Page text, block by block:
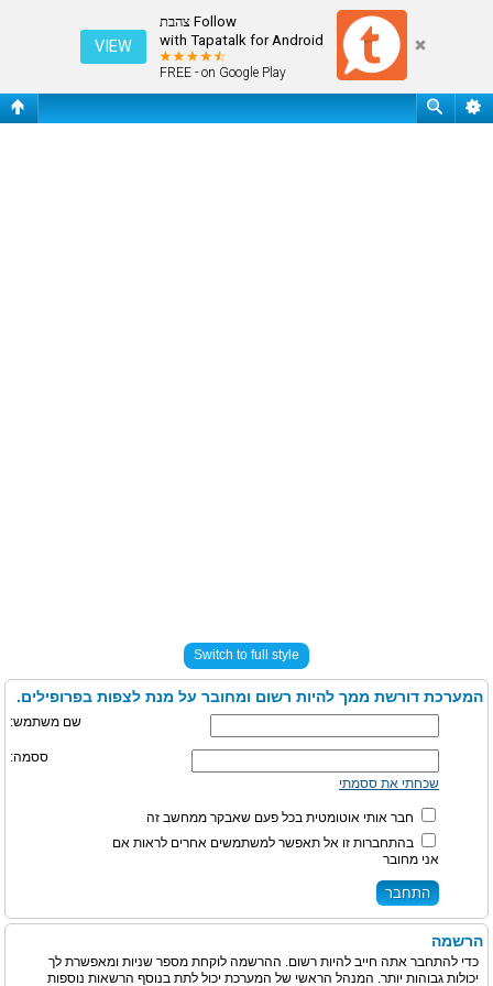
Follow צהבת
with Tapatalk for Android
FREE - on Google Play
VIEW
התחבר
Switch to full style
המערכת דורשת ממך להיות רשום ומחובר על מנת לצפות בפרופילים.
שם משתמש:
ססמה:
שכחתי את ססמתי
חבר אותי אוטומטית בכל פעם שאבקר ממחשב זה
בהתחברות זו אל תאפשר למשתמשים אחרים לראות אם
אני מחובר
הרשמה
כדי להתחבר אתה חייב להיות רשום. ההרשמה לוקחת מספר שניות ומאפשרת לך
יכולות גבוהות יותר. המנהל הראשי של המערכת יכול לתת בנוסף הרשאות נוספות